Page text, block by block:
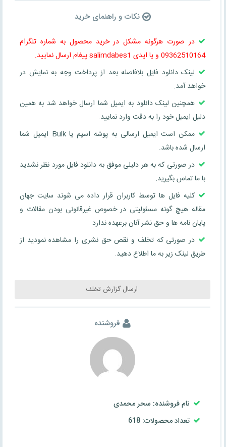
نکات و راهنمای خرید
در صورت هرگونه مشکل در خرید محصول به شماره تلگرام
09362510164 و یا ایدی salimdabes1 پیغام ارسال نمایید.
لینک دانلود فایل بلافاصله بعد از پرداخت وجه به نمایش در
خواهد آمد.
همچنین لینک دانلود به ایمیل شما ارسال خواهد شد به همین
دلیل ایمیل خود را به دقت وارد نمایید.
ممکن است ایمیل ارسالی به پوشه اسپم یا Bulk ایمیل شما
ارسال شده باشد.
در صورتی که به هر دلیلی موفق به دانلود فایل مورد نظر نشدید
با ما تماس بگیرید.
کلیه فایل ها توسط کاربران قرار داده می شوند سایت جهان
مقاله هیچ گونه مسئولیتی در خصوص غیرقانونی بودن مقالات و
پایان نامه ها و حق نشر آنان برعهده ندارد
در صورتی که تخلف و نقص حق نشری را مشاهده نمودید از
طریق لینک زیر به ما اطلاع دهید.
ارسال گزارش تخلف
فروشنده
نام فروشنده: سحر محمدی
تعداد محصولات: 618